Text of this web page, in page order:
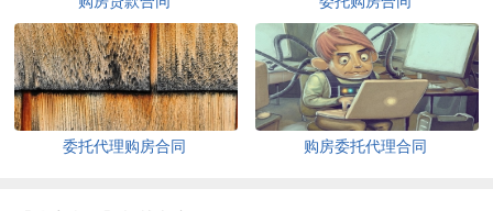
委托代理购房合同 购房委托代理合同